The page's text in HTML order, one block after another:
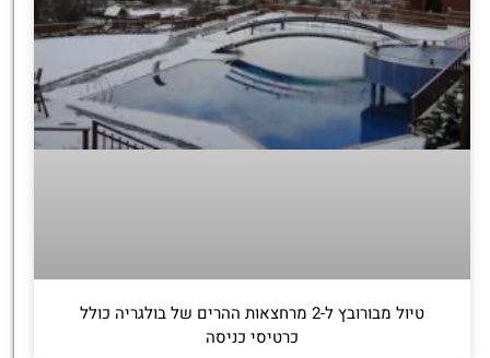
טיול מבורובץ ל-2 מרחצאות ההרים של בולגריה כולל
כרטיסי כניסה